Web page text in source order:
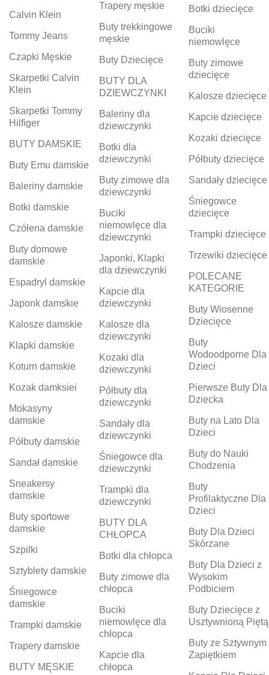
Calvin Klein
Tommy Jeans
Czapki Męskie
Skarpetki Calvin
Klein
Skarpetki Tommy
Hilfiger
BUTY DAMSKIE
Buty Emu damskie
Baleriny damskie
Botki damskie
Czółena damskie
Buty domowe
damskie
Espadryl damskie
Japonk damskie
Kalosze damskie
Klapki damskie
Koturn damskie
Kozak damksiei
Mokasyny
damskie
Półbuty damskie
Sandał damskie
Sneakersy
damskie
Buty sportowe
damskie
Szpilki
Sztyblety damskie
Śniegowce
damskie
Trampki damskie
Trapery damskie
BUTY MĘSKIE
Trapery męskie
Buty trekkingowe
męskie
Buty Dziecięce
BUTY DLA
DZIEWCZYNKI
Baleriny dla
dziewczynki
Botki dla
dziewczynki
Buty zimowe dla
dziewczynki
Buciki
niemowlęce dla
dziewczynki
Japonki, Klapki
dla dziewczynki
Kapcie dla
dziewczynki
Kalosze dla
dziewczynki
Kozaki dla
dziewczynki
Półbuty dla
dziewczynki
Sandały dla
dziewczynki
Śniegowce dla
dziewczynki
Trampki dla
dziewczynki
BUTY DLA
CHŁOPCA
Botki dla chłopca
Buty zimowe dla
chłopca
Buciki
niemowlęce dla
chłopca
Kapcie dla
chłopca
Botki dziecięce
Buciki
niemowlęce
Buty zimowe
dziecięce
Kalosze dziecięce
Kapcie dziecięce
Kozaki dziecięce
Półbuty dziecięce
Sandały dziecięce
Śniegowce
dziecięce
Trampki dziecięce
Trzewiki dziecięce
POLECANE
KATEGORIE
Buty Wiosenne
Dziecięce
Buty
Wodoodporne Dla
Dzieci
Pierwsze Buty Dla
Dziecka
Buty na Lato Dla
Dzieci
Buty do Nauki
Chodzenia
Buty
Profilaktyczne Dla
Dzieci
Buty Dla Dzieci
Skórzane
Buty Dla Dzieci z
Wysokim
Podbiciem
Buty Dziecięce z
Usztywnioną Piętą
Buty ze Sztywnym
Zapiętkiem